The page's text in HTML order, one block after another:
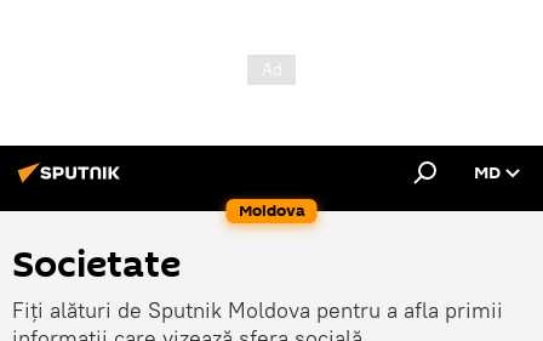
Moldova
MD
Societate
Fiți alături de Sputnik Moldova pentru a afla primii